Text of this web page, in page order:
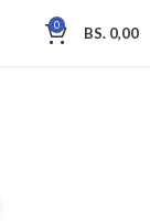
0 BS. 0,00